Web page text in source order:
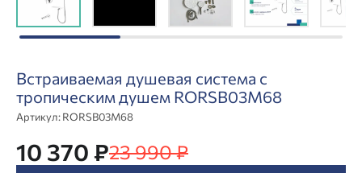
Встраиваемая душевая система с
тропическим душем RORSB03M68
Артикул:RORSB03M68
10 370 ₽23 990 ₽